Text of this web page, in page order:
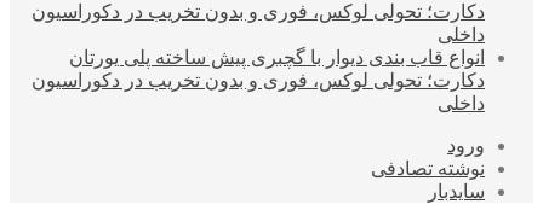
دکارت؛ تحولی لوکس، فوری و بدون تخریب در دکوراسیون
داخلی
انواع قاب بندی دیوار با گچبری پیش ساخته پلی یورتان
دکارت؛ تحولی لوکس، فوری و بدون تخریب در دکوراسیون
داخلی
ورود
نوشته تصادفی
سایدبار